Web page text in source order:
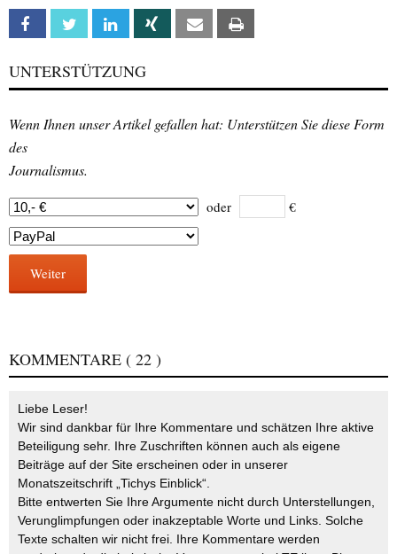
Facebook Twitter Linkedin Xing Email
UNTERSTÜTZUNG
Wenn Ihnen unser Artikel gefallen hat: Unterstützen Sie diese Form
des
Journalismus.
oder €
Weiter
KOMMENTARE ( 22 )
Liebe Leser!
Wir sind dankbar für Ihre Kommentare und schätzen Ihre aktive
Beteiligung sehr. Ihre Zuschriften können auch als eigene
Beiträge auf der Site erscheinen oder in unserer
Monatszeitschrift „Tichys Einblick“.
Bitte entwerten Sie Ihre Argumente nicht durch Unterstellungen,
Verunglimpfungen oder inakzeptable Worte und Links. Solche
Texte schalten wir nicht frei. Ihre Kommentare werden